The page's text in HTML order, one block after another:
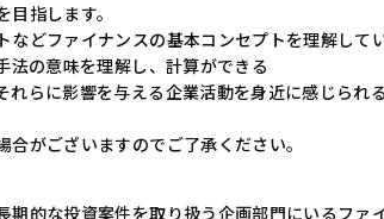
指します。
どファイナンスの基本コンセプトを理解して
法の意味を理解し、計算ができる
らに影響を与える企業活動を身近に感じられる
合がございますのでご了承ください。
期的な投資案件を取り扱う企画部門にいるファ